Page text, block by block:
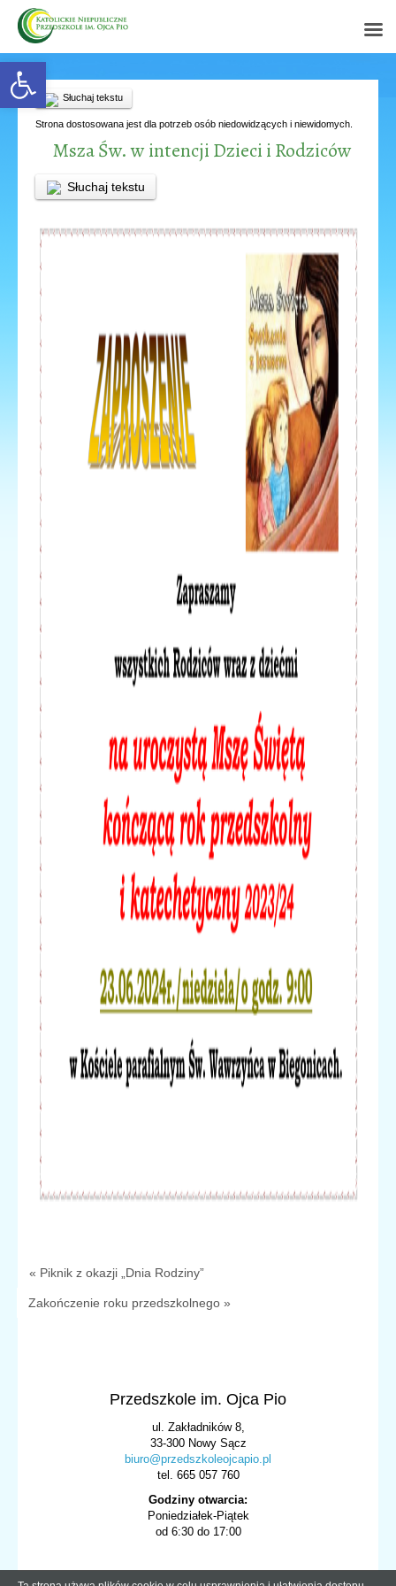
Open toolbar
Słuchaj tekstu
Strona dostosowana jest dla potrzeb osób niedowidzących i niewidomych.
Msza Św. w intencji Dzieci i Rodziców
Słuchaj tekstu
« Piknik z okazji „Dnia Rodziny”
Zakończenie roku przedszkolnego »
Przedszkole im. Ojca Pio
ul. Zakładników 8,
33-300 Nowy Sącz
biuro@przedszkoleojcapio.pl
tel. 665 057 760
Godziny otwarcia:
Poniedziałek-Piątek
od 6:30 do 17:00